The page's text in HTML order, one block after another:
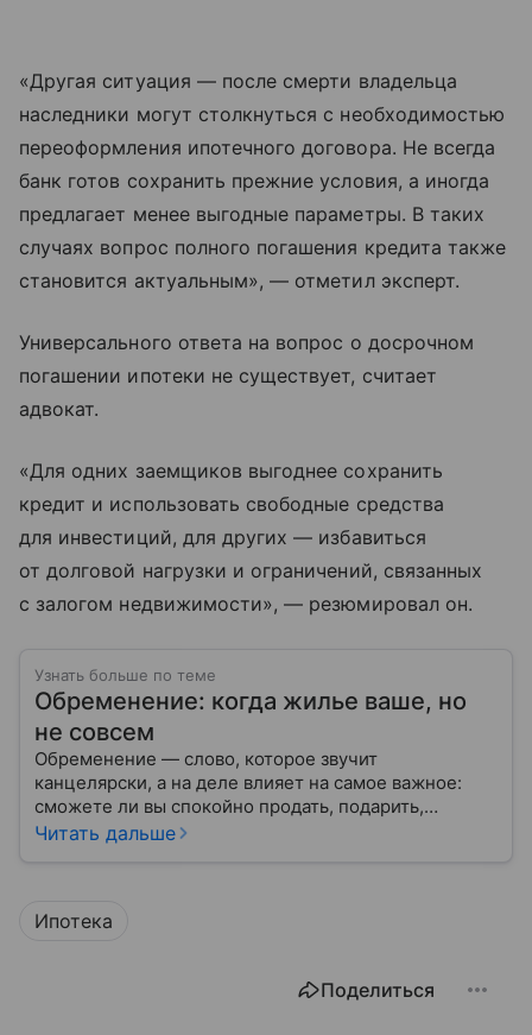
«Другая ситуация — после смерти владельца
наследники могут столкнуться с необходимостью
переоформления ипотечного договора. Не всегда
банк готов сохранить прежние условия, а иногда
предлагает менее выгодные параметры. В таких
случаях вопрос полного погашения кредита также
становится актуальным», — отметил эксперт.
Универсального ответа на вопрос о досрочном
погашении ипотеки не существует, считает
адвокат.
«Для одних заемщиков выгоднее сохранить
кредит и использовать свободные средства
для инвестиций, для других — избавиться
от долговой нагрузки и ограничений, связанных
с залогом недвижимости», — резюмировал он.
Узнать больше по теме
Обременение: когда жилье ваше, но
не совсем
Обременение — слово, которое звучит
канцелярски, а на деле влияет на самое важное:
сможете ли вы спокойно продать, подарить,
заложить или даже иногда нормально пользоваться
Читать дальше
Ипотека
Поделиться